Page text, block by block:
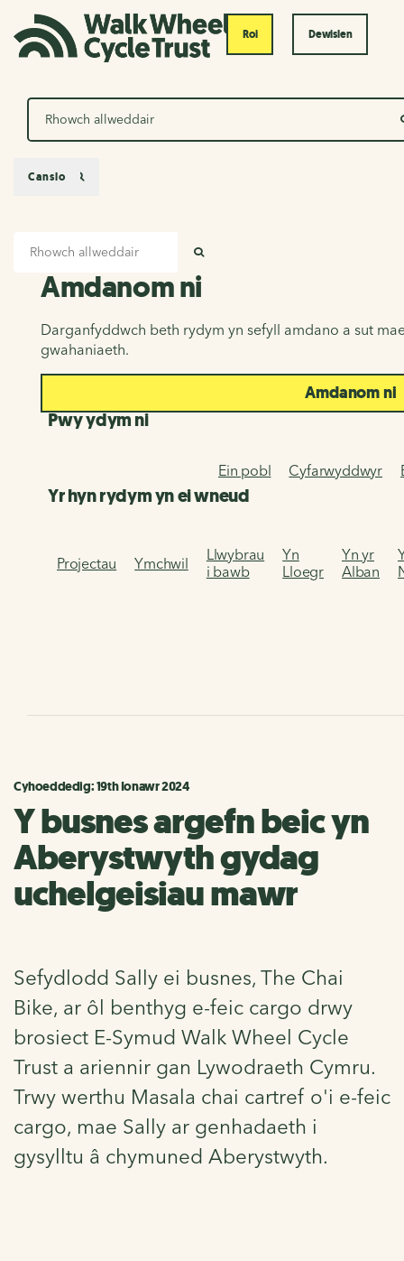
Roi Dewislen
Chwilio
Amdanom ni
Amdanom ni
Darganfyddwch beth rydym yn sefyll amdano a sut
gwahaniaeth.
Amdanom ni
Pwy ydym ni
Ein pobl Cyfarwyddwyr
Yr hyn rydym yn ei wneud
Projectau Ymchwil
Llwybrau
i bawb
Yn
Lloegr
Yn yr
Alban
Canslo
Cyhoeddedig: 19th Ionawr 2024
Y busnes argefn beic yn
Aberystwyth gydag
uchelgeisiau mawr
Sefydlodd Sally ei busnes, The Chai
Bike, ar ôl benthyg e-feic cargo drwy
brosiect E-Symud Walk Wheel Cycle
Trust a ariennir gan Lywodraeth Cymru.
Trwy werthu Masala chai cartref o'i e-feic
cargo, mae Sally ar genhadaeth i
gysylltu â chymuned Aberystwyth.